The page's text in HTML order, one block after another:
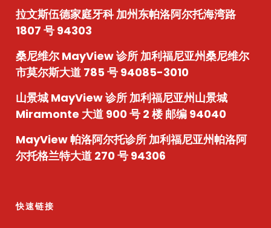
拉文斯伍德家庭牙科加州东帕洛阿尔托海湾路
1807 号 94303
桑尼维尔 MayView 诊所加利福尼亚州桑尼维尔
市莫尔斯大道 785 号 94085-3010
山景城 MayView 诊所加利福尼亚州山景城
Miramonte 大道 900 号 2 楼 邮编 94040
MayView 帕洛阿尔托诊所加利福尼亚州帕洛阿
尔托格兰特大道 270 号 94306
快速链接